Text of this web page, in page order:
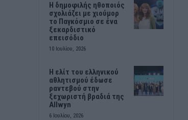
Η δημοφιλής ηθοποιός
σχολιάζει με χιούμορ
το Παγκόσμιο σε ένα
ξεκαρδιστικό
επεισόδιο
10 Ιουλίου, 2026
Η ελίτ του ελληνικού
αθλητισμού έδωσε
ραντεβού στην
ξεχωριστή βραδιά της
Allwyn
6 Ιουλίου, 2026